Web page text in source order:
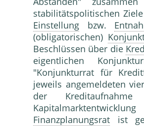
stabilitätspolitischen
Einstellung bzw.
(obligatorischen)
Beschlüssen über die
eigentlichen
"Konjunkturrat für
jeweils angemeldeten
der
Finanzplanungsrat ist